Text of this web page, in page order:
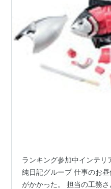
ランキング参加中インテリ
純日記グループ 仕事のお
がかかった。 担当の工務